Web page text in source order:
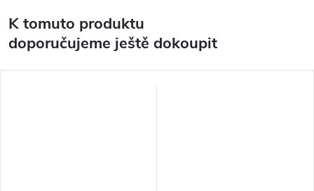
K tomuto produktu
doporučujeme ještě dokoupit